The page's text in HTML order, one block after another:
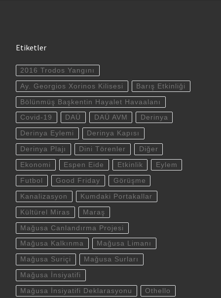
Etiketler
2016 Trodos Yangını
Ay. Georgios Xorinos Kilisesi Barış Etkinliği
Bölünmüş Başkentin Hayalet Havaalanı
Covid-19 DAÜ DAÜ AVM Derinya
Derinya Eylemi Derinya Kapısı
Derinya Plajı Dini Törenler Diğer
Ekonomi Espen Eide Etkinlik Eylem
Futbol Good Friday Görüşme
Kanalizasyon Kumdaki Portakallar
Kültürel Miras Maraş
Mağusa Canlandırma Projesi
Mağusa Kalkınma Mağusa Limanı
Mağusa Suriçi Mağusa Surları
Mağusa İnsiyatifi
Mağusa İnsiyatifi Deklarasyonu Othello